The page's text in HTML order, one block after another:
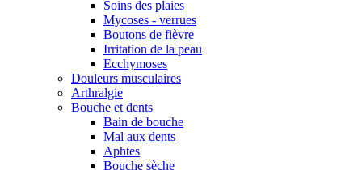
Soins des plaies
Mycoses - verrues
Boutons de fièvre
Irritation de la peau
Ecchymoses
Douleurs musculaires
Arthralgie
Bouche et dents
Bain de bouche
Mal aux dents
Aphtes
Bouche sèche